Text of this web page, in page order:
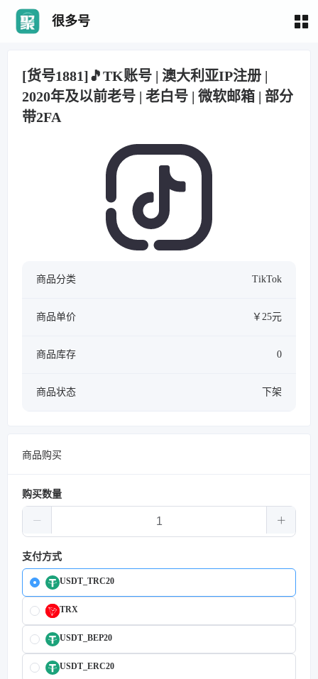
很多号
[货号1881]🎵TK账号 | 澳大利亚IP注册 |
2020年及以前老号 | 老白号 | 微软邮箱 | 部分
带2FA
商品分类 TikTok
商品单价 ￥25元
商品库存 0
商品状态 下架
商品购买
购买数量
支付方式
USDT_TRC20
TRX
USDT_BEP20
USDT_ERC20